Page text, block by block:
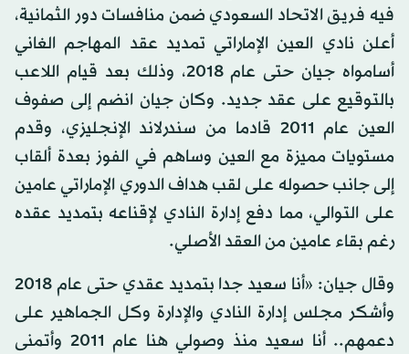
فيه فريق الاتحاد السعودي ضمن منافسات دور الثمانية،
أعلن نادي العين الإماراتي تمديد عقد المهاجم الغاني
أسامواه جيان حتى عام 2018، وذلك بعد قيام اللاعب
بالتوقيع على عقد جديد. وكان جيان انضم إلى صفوف
العين عام 2011 قادما من سندرلاند الإنجليزي، وقدم
مستويات مميزة مع العين وساهم في الفوز بعدة ألقاب
إلى جانب حصوله على لقب هداف الدوري الإماراتي عامين
على التوالي، مما دفع إدارة النادي لإقناعه بتمديد عقده
رغم بقاء عامين من العقد الأصلي.
وقال جيان: «أنا سعيد جدا بتمديد عقدي حتى عام 2018
وأشكر مجلس إدارة النادي والإدارة وكل الجماهير على
دعمهم.. أنا سعيد منذ وصولي هنا عام 2011 وأتمنى